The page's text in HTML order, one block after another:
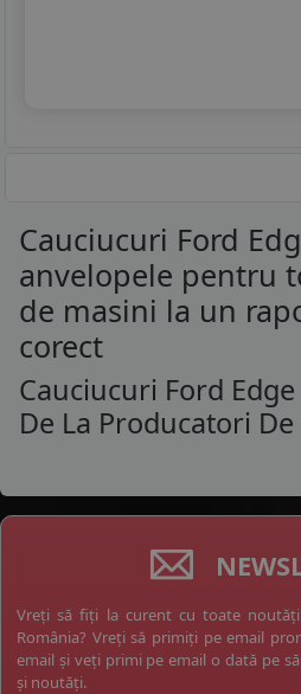
Cauciucuri Ford
anvelopele pentru
de masini la un
corect
Cauciucuri Ford
De La Producatori De
Vreți să fiți la curent cu toate
România? Vreți să primiți pe email
email și veți primi pe email o dată pe
și noutăți.